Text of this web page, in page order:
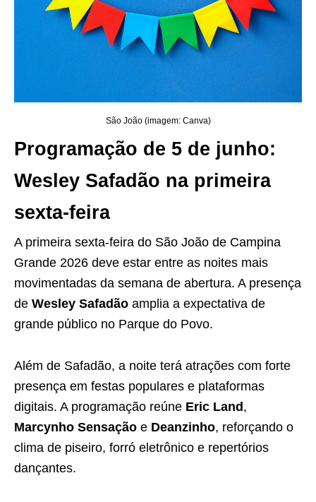
São João (imagem: Canva)
Programação de 5 de junho:
Wesley Safadão na primeira
sexta-feira
A primeira sexta-feira do São João de Campina
Grande 2026 deve estar entre as noites mais
movimentadas da semana de abertura. A presença
de Wesley Safadão amplia a expectativa de
grande público no Parque do Povo.
Além de Safadão, a noite terá atrações com forte
presença em festas populares e plataformas
digitais. A programação reúne Eric Land ,
Marcynho Sensação e Deanzinho, reforçando o
clima de piseiro, forró eletrônico e repertórios
dançantes.